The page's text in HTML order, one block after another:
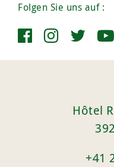
Folgen Sie uns auf :
Hôtel
+41